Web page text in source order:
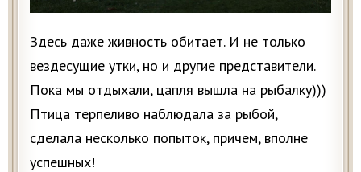
Здесь даже живность обитает. И не только
вездесущие утки, но и другие представители.
Пока мы отдыхали, цапля вышла на рыбалку)))
Птица терпеливо наблюдала за рыбой,
сделала несколько попыток, причем, вполне
успешных!